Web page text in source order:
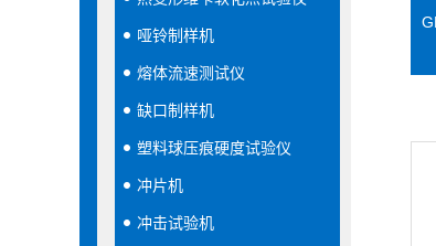
哑铃制样机
熔体流速测试仪
缺口制样机
塑料球压痕硬度试验仪
冲片机
冲击试验机